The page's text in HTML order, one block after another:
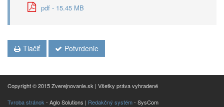
pdf - 15.45 MB
Tlačiť Potvrdenie
Copyright © 2015 Zverejnovanie.sk | Všetky práva vyhradené
Tvroba stránok - Aglo Solutions | Redakčný systém- SysCom